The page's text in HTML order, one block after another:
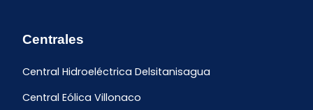
Centrales
Central Hidroeléctrica Delsitanisagua
Central Eólica Villonaco